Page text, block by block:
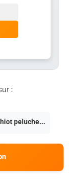
:
peluche...